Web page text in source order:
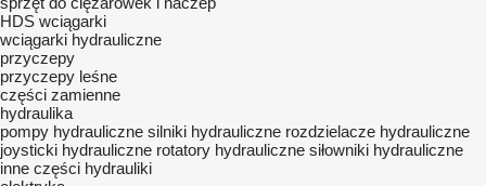
HDS wciągarki
wciągarki hydrauliczne
przyczepy
przyczepy leśne
części zamienne
hydraulika
pompy hydrauliczne silniki hydrauliczne rozdzielacze hydrauliczne
joysticki hydrauliczne rotatory hydrauliczne siłowniki hydrauliczne
inne części hydrauliki